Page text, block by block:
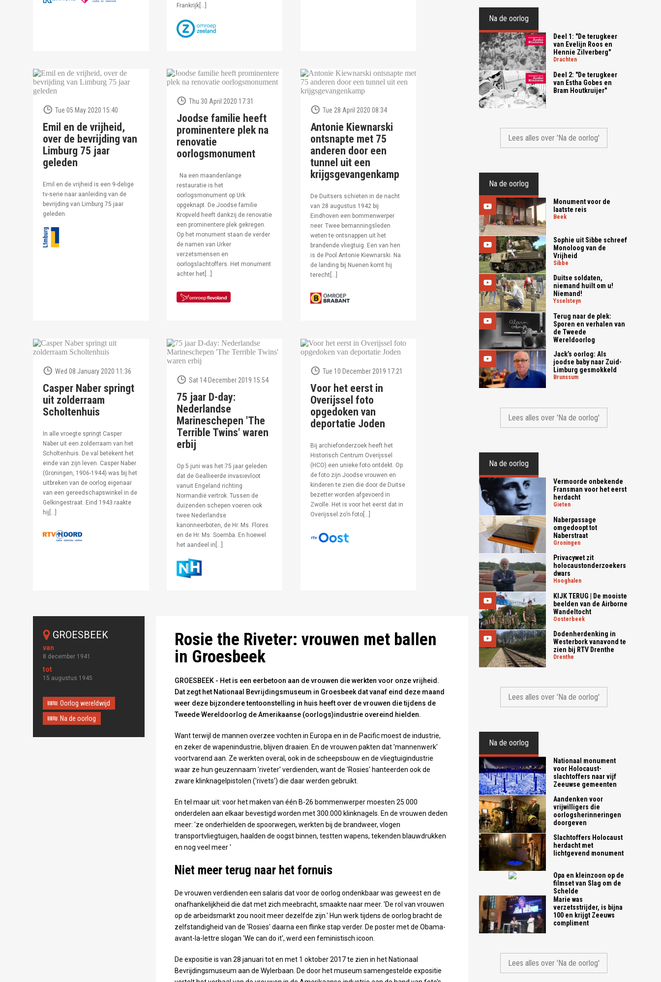
Frankrijk[…]
Tue 05 May 2020 15:40
Emil en de vrijheid,
over de bevrijding van
Limburg 75 jaar
geleden
Emil en de vrijheid is een 9-delige
tv-serie naar aanleiding van de
bevrijding van Limburg 75 jaar
geleden.
Thu 30 April 2020 17:31
Joodse familie heeft
prominentere plek na
renovatie
oorlogsmonument
Na een maandenlange
restauratie is het
oorlogsmonument op Urk
opgeknapt. De Joodse familie
Kropveld heeft dankzij de renovatie
een prominentere plek gekregen.
Op het monument staan de verder
de namen van Urker
verzetsmensen en
oorlogslachtoffers. Het monument
achter het[…]
Tue 28 April 2020 08:34
Antonie Kiewnarski
ontsnapte met 75
anderen door een
tunnel uit een
krijgsgevangenkamp
De Duitsers schieten in de nacht
van 28 augustus 1942 bij
Eindhoven een bommenwerper
neer. Twee bemanningsleden
weten te ontsnappen uit het
brandende vliegtuig. Een van hen
is de Pool Antonie Kiewnarski. Na
de landing bij Nuenen komt hij
terecht[…]
Wed 08 January 2020 11:36
Casper Naber springt
uit zolderraam
Scholtenhuis
In alle vroegte springt Casper
Naber uit een zolderraam van het
Scholtenhuis. De val betekent het
einde van zijn leven. Casper Naber
(Groningen, 1906-1944) was bij het
uitbreken van de oorlog eigenaar
van een gereedschapswinkel in de
Gelkingestraat. Eind 1943 raakte
hij[…]
Sat 14 December 2019 15:54
75 jaar D-day:
Nederlandse
Marineschepen 'The
Terrible Twins' waren
erbij
Op 5 juni was het 75 jaar geleden
dat de Geallieerde invasievloot
vanuit Engeland richting
Normandië vertrok. Tussen de
duizenden schepen voeren ook
twee Nederlandse
kanonneerboten, de Hr. Ms. Flores
en de Hr. Ms. Soemba. En hoewel
het aandeel in[…]
Tue 10 December 2019 17:21
Voor het eerst in
Overijssel foto
opgedoken van
deportatie Joden
Bij archiefonderzoek heeft het
Historisch Centrum Overijssel
(HCO) een unieke foto ontdekt. Op
de foto zijn Joodse vrouwen en
kinderen te zien die door de Duitse
bezetter worden afgevoerd in
Zwolle. Het is voor het eerst dat in
Overijssel zo’n foto[…]
GROESBEEK
8 december 1941
15 augustus 1945
Oorlog wereldwijd
Na de oorlog
Rosie the Riveter: vrouwen met ballen
in Groesbeek
GROESBEEK - Het is een eerbetoon aan de vrouwen die werkten voor onze vrijheid.
Dat zegt het Nationaal Bevrijdingsmuseum in Groesbeek dat vanaf eind deze maand
weer deze bijzondere tentoonstelling in huis heeft over de vrouwen die tijdens de
Tweede Wereldoorlog de Amerikaanse (oorlogs)industrie overeind hielden.
Want terwijl de mannen overzee vochten in Europa en in de Pacific moest de industrie,
en zeker de wapenindustrie, blijven draaien. En de vrouwen pakten dat 'mannenwerk'
voortvarend aan. Ze werkten overal, ook in de scheepsbouw en de vliegtuigindustrie
waar ze hun geuzennaam 'riveter' verdienden, want de 'Rosies' hanteerden ook de
zware klinknagelpistolen ('rivets') die daar werden gebruikt.
En tel maar uit: voor het maken van één B-26 bommenwerper moesten 25.000
onderdelen aan elkaar bevestigd worden met 300.000 klinknagels. En de vrouwen deden
meer: 'ze onderhielden de spoorwegen, werkten bij de brandweer, vlogen
transportvliegtuigen, haalden de oogst binnen, testten wapens, tekenden blauwdrukken
en nog veel meer '
Niet meer terug naar het fornuis
De vrouwen verdienden een salaris dat voor de oorlog ondenkbaar was geweest en de
onafhankelijkheid die dat met zich meebracht, smaakte naar meer. 'De rol van vrouwen
op de arbeidsmarkt zou nooit meer dezelfde zijn.' Hun werk tijdens de oorlog bracht de
zelfstandigheid van de 'Rosies' daarna een flinke stap verder. De poster met de Obama-
avant-la-lettre slogan 'We can do it', werd een feministisch icoon.
De expositie is van 28 januari tot en met 1 oktober 2017 te zien in het Nationaal
Bevrijdingsmuseum aan de Wylerbaan. De door het museum samengestelde expositie
Na de oorlog
Deel 1: "De terugkeer
van Evelijn Roos en
Hennie Zilverberg"
drachten
Deel 2: "De terugkeer
van Estha Gobes en
Bram Houtkruijer"
Lees alles over 'Na de oorlog'
Na de oorlog
Monument voor de
laatste reis
beek
Sophie uit Sibbe schreef
Monoloog van de
Vrijheid
sibbe
Duitse soldaten,
niemand huilt om u!
Niemand!
ysselsteyn
Terug naar de plek:
Sporen en verhalen van
de Tweede
Wereldoorlog
Jack’s oorlog: Als
joodse baby naar Zuid-
Limburg gesmokkeld
brunssum
Lees alles over 'Na de oorlog'
Na de oorlog
Vermoorde onbekende
Fransman voor het eerst
herdacht
gieten
Naberpassage
omgedoopt tot
Naberstraat
groningen
Privacywet zit
holocaustonderzoekers
dwars
hooghalen
KIJK TERUG | De mooiste
beelden van de Airborne
Wandeltocht
oosterbeek
Dodenherdenking in
Westerbork vanavond te
zien bij RTV Drenthe
drenthe
Lees alles over 'Na de oorlog'
Na de oorlog
Nationaal monument
voor Holocaust-
slachtoffers naar vijf
Zeeuwse gemeenten
Aandenken voor
vrijwilligers die
oorlogsherinneringen
doorgeven
Slachtoffers Holocaust
herdacht met
lichtgevend monument
Opa en kleinzoon op de
filmset van Slag om de
Schelde
Marie was
verzetsstrijder, is bijna
100 en krijgt Zeeuws
compliment
Lees alles over 'Na de oorlog'